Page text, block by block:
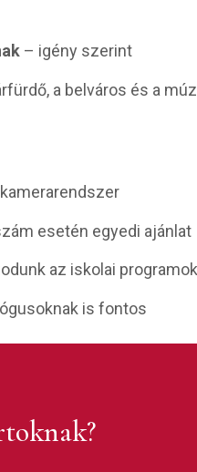
– igény szerint
a belváros és a
esetén egyedi ajánlat
az iskolai
is fontos